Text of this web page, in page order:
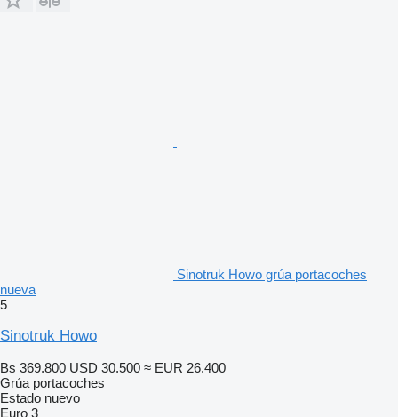
Sinotruk Howo grúa portacoches
nueva
5
Sinotruk Howo
Bs 369.800 USD 30.500 ≈ EUR 26.400
Grúa portacoches
Estado nuevo
Euro 3